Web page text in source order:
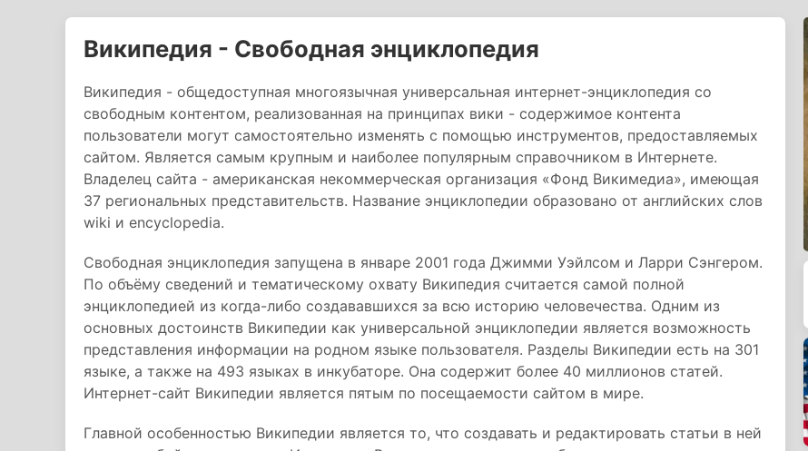
Википедия - Свободная энциклопедия
Википедия - общедоступная многоязычная универсальная интернет-энциклопедия со
свободным контентом, реализованная на принципах вики - содержимое контента
пользователи могут самостоятельно изменять с помощью инструментов, предоставляемых
сайтом. Является самым крупным и наиболее популярным справочником в Интернете.
Владелец сайта - американская некоммерческая организация «Фонд Викимедиа», имеющая
37 региональных представительств. Название энциклопедии образовано от английских слов
wiki и encyclopedia.
Свободная энциклопедия запущена в январе 2001 года Джимми Уэйлсом и Ларри Сэнгером.
По объёму сведений и тематическому охвату Википедия считается самой полной
энциклопедией из когда-либо создававшихся за всю историю человечества. Одним из
основных достоинств Википедии как универсальной энциклопедии является возможность
представления информации на родном языке пользователя. Разделы Википедии есть на 301
языке, а также на 493 языках в инкубаторе. Она содержит более 40 миллионов статей.
Интернет-сайт Википедии является пятым по посещаемости сайтом в мире.
Главной особенностью Википедии является то, что создавать и редактировать статьи в ней